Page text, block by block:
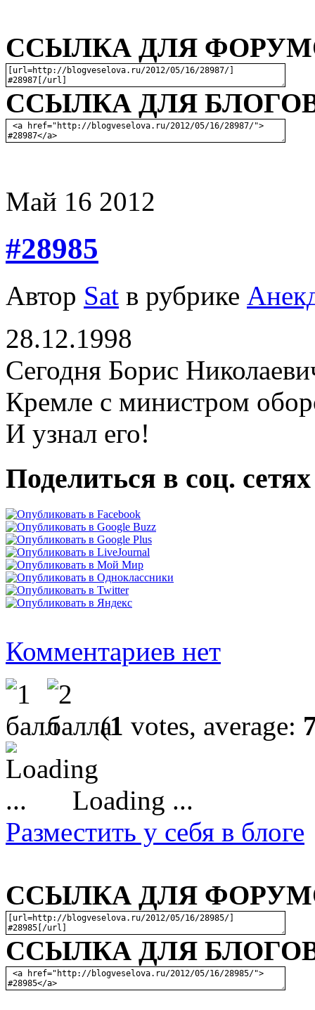
ССЫЛКА ДЛЯ
ССЫЛКА ДЛЯ БЛОГОВ
Май 16 2012
#28985
Автор Sat в рубрике
28.12.1998
Сегодня Борис
Кремле с министром
И узнал его!
Поделиться в соц. сетях
Комментариев нет
(1 votes, average:
Loading ...
Разместить у себя в блоге
ССЫЛКА ДЛЯ
ССЫЛКА ДЛЯ БЛОГОВ